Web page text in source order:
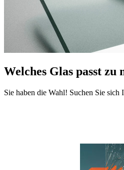
Welches Glas passt zu
Sie haben die Wahl! Suchen Sie